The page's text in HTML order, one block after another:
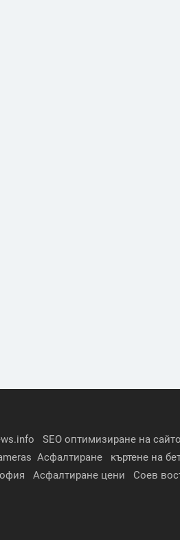
SEO оптимизиране на
Асфалтиране
къртене на
Асфалтиране цени
Соев